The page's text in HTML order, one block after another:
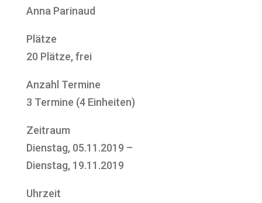
Anna Parinaud
Plätze
20 Plätze, frei
Anzahl Termine
3 Termine (4 Einheiten)
Zeitraum
Dienstag, 05.11.2019 –
Dienstag, 19.11.2019
Uhrzeit